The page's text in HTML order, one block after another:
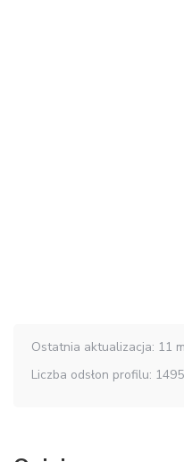
Ostatnia aktualizacja: 11
Liczba odsłon profilu: 1495